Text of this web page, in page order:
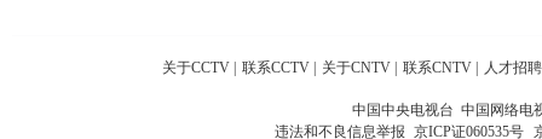
关于CCTV 联系CCTV 关于CNTV 联系CNTV 人才招聘
中国中央电视台 中国网络电
违法和不良信息举报 京ICP证060535号